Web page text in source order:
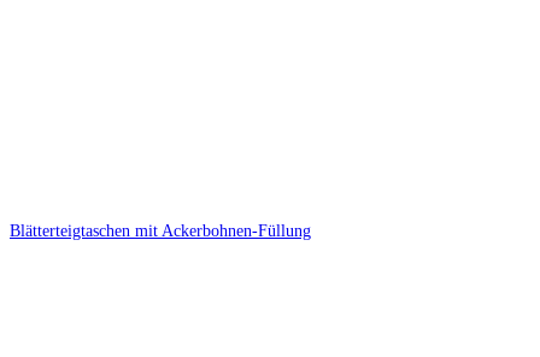
Blätterteigtaschen mit Ackerbohnen-Füllung